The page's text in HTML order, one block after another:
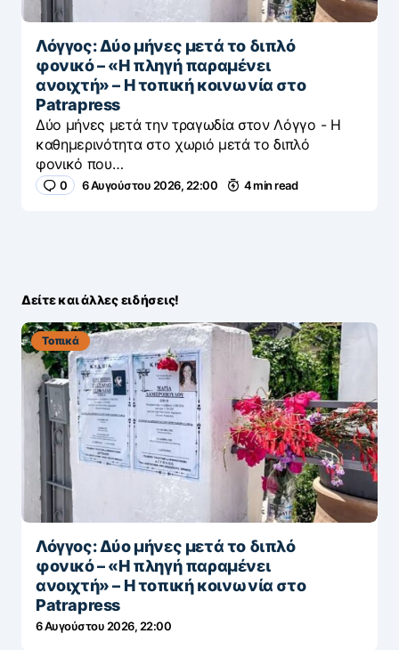
Λόγγος: Δύο μήνες μετά το διπλό
φονικό – «H πληγή παραμένει
ανοιχτή» – Η τοπική κοινωνία στο
Patrapress
Δύο μήνες μετά την τραγωδία στον Λόγγο - H
καθημερινότητα στο χωριό μετά το διπλό
φονικό που…
0 6 Αυγούστου 2026, 22:00 4 min read
Δείτε και άλλες ειδήσεις!
Τοπικά
Λόγγος: Δύο μήνες μετά το διπλό
φονικό – «H πληγή παραμένει
ανοιχτή» – Η τοπική κοινωνία στο
Patrapress
6 Αυγούστου 2026, 22:00